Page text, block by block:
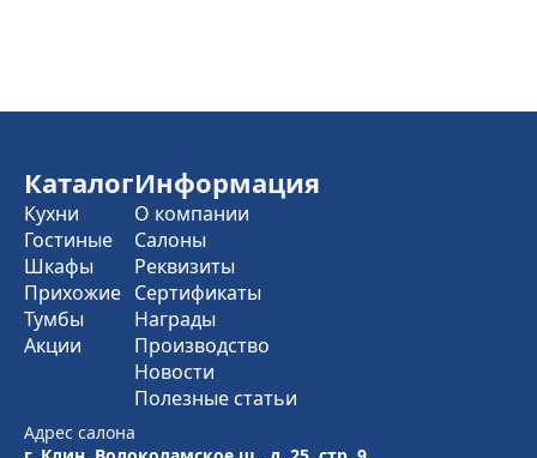
Каталог
Кухни
Гостиные
Шкафы
Прихожие
Тумбы
Акции
Информация
О компании
Салоны
Реквизиты
Сертификаты
Награды
Производство
Новости
Полезные статьи
Адрес салона